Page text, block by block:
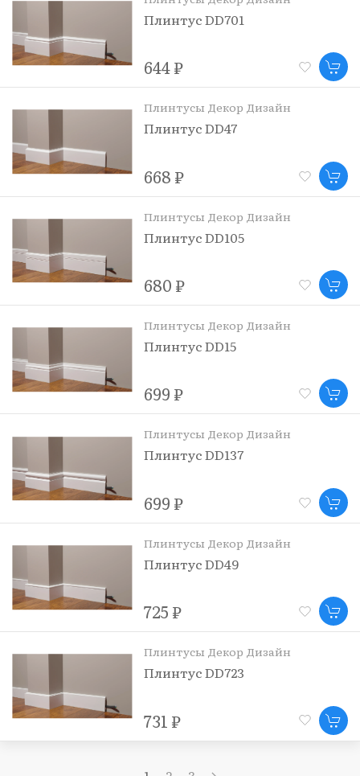
Плинтус DD701
644 ₽
Плинтусы Декор Дизайн
Плинтус DD47
668 ₽
Плинтусы Декор Дизайн
Плинтус DD105
680 ₽
Плинтусы Декор Дизайн
Плинтус DD15
699 ₽
Плинтусы Декор Дизайн
Плинтус DD137
699 ₽
Плинтусы Декор Дизайн
Плинтус DD49
725 ₽
Плинтусы Декор Дизайн
Плинтус DD723
731 ₽